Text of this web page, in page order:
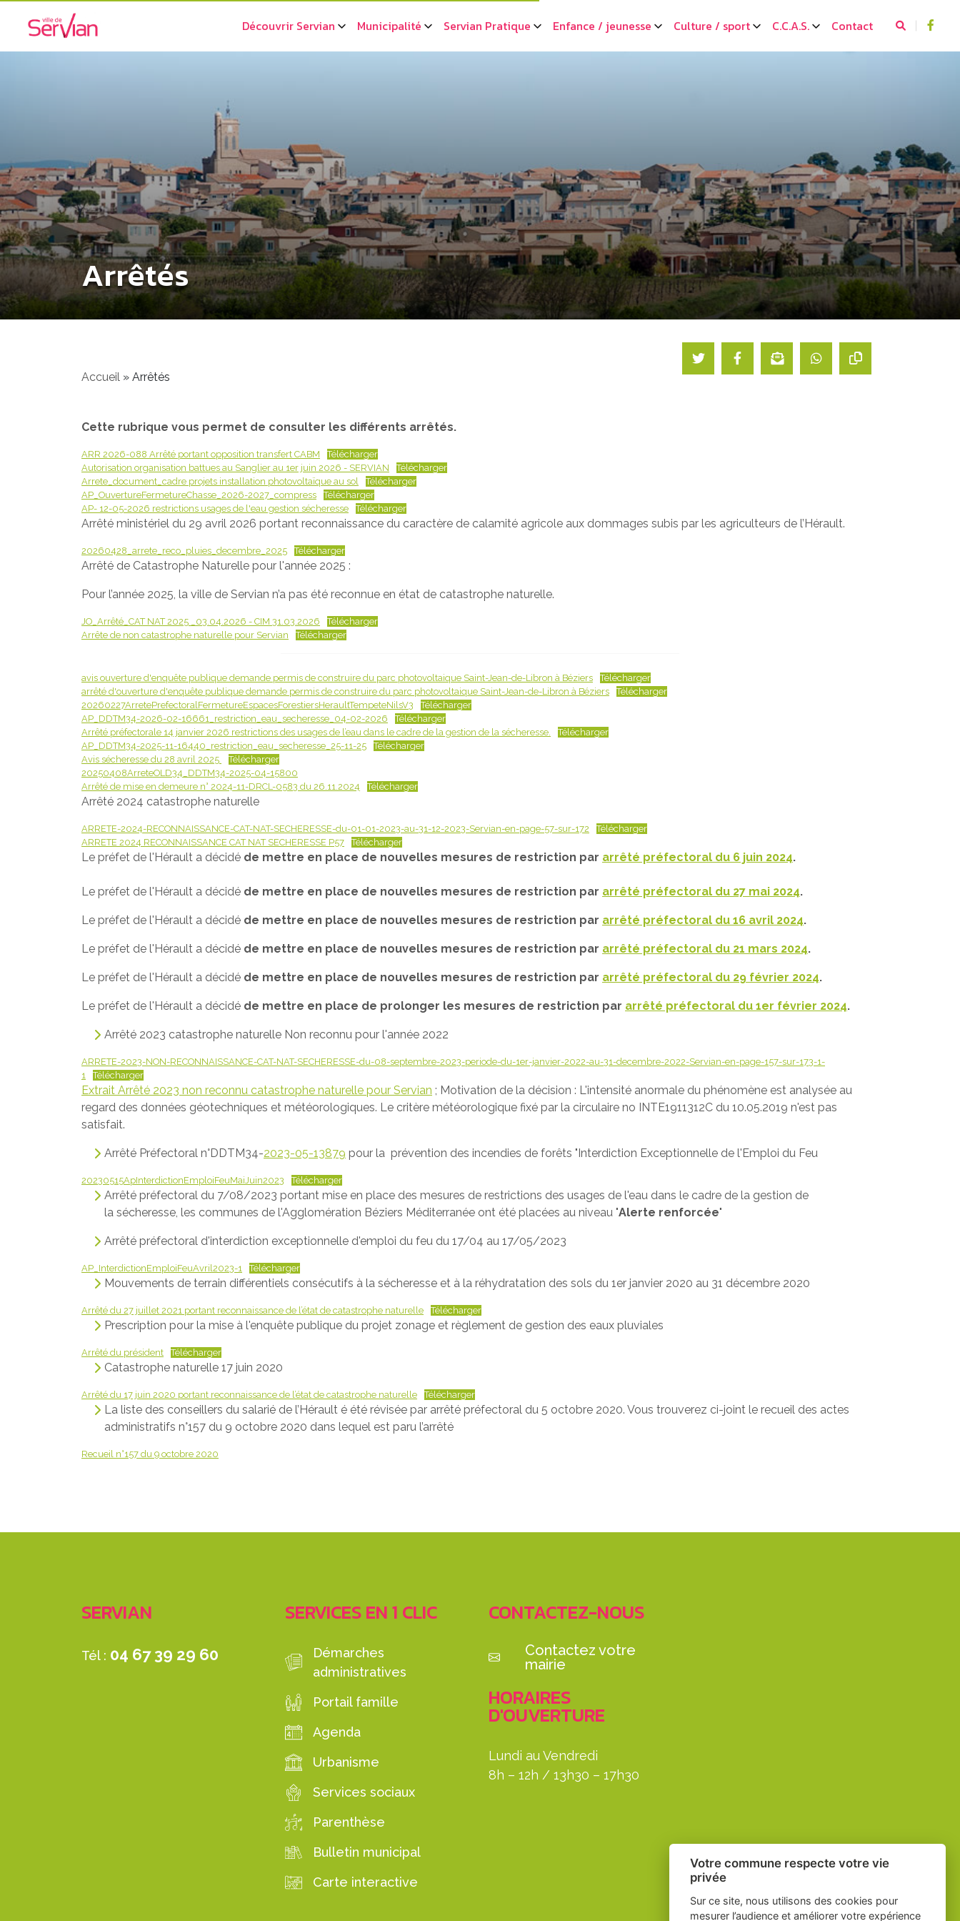
Découvrir Servian Municipalité Servian Pratique Enfance / jeunesse Culture / sport C.C.A.S. Contact
Arrêtés
Accueil » Arrêtés
Cette rubrique vous permet de consulter les différents arrêtés.
ARR 2026-088 Arrêté portant opposition transfert CABM
Télécharger
Autorisation organisation battues au Sanglier au 1er juin 2026 - SERVIAN
Télécharger
Arrete_document_cadre projets installation photovoltaïque au sol
Télécharger
AP_OuvertureFermetureChasse_2026-2027_compress
Télécharger
AP- 12-05-2026 restrictions usages de l'eau gestion sécheresse
Télécharger
Arrêté ministériel du 29 avril 2026 portant reconnaissance du caractère de calamité agricole aux dommages subis par les agriculteurs de l’Hérault.
20260428_arrete_reco_pluies_decembre_2025 Télécharger
Arrêté de Catastrophe Naturelle pour l'année 2025 :
Pour l’année 2025, la ville de Servian n’a pas été reconnue en état de catastrophe naturelle.
JO_Arrêté_CAT NAT 2025 _03.04.2026 - CIM 31.03.2026
Télécharger
Arrête de non catastrophe naturelle pour Servian
Télécharger
avis ouverture d'enquête publique demande permis de construire du parc photovoltaique Saint-Jean-de-Libron à Béziers
Télécharger
arrêté d'ouverture d'enquête publique demande permis de construire du parc photovoltaique Saint-Jean-de-Libron à Béziers
Télécharger
20260227ArretePrefectoralFermetureEspacesForestiersHeraultTempeteNilsV3
Télécharger
AP_DDTM34-2026-02-16661_restriction_eau_secheresse_04-02-2026
Télécharger
Arrêté préfectorale 14 janvier 2026 restrictions des usages de l’eau dans le cadre de la gestion de la sécheresse.
Télécharger
AP_DDTM34-2025-11-16440_restriction_eau_secheresse_25-11-25
Télécharger
Avis sécheresse du 28 avril 2025
Télécharger
20250408ArreteOLD34_DDTM34-2025-04-15800
Arrêté de mise en demeure n° 2024-11-DRCL-0583 du 26.11.2024
Télécharger
Arrêté 2024 catastrophe naturelle
ARRETE-2024-RECONNAISSANCE-CAT-NAT-SECHERESSE-du-01-01-2023-au-31-12-2023-Servian-en-page-57-sur-172
Télécharger
ARRETE 2024 RECONNAISSANCE CAT NAT SECHERESSE P57
Télécharger
Le préfet de l'Hérault a décidé de mettre en place de nouvelles mesures de restriction par arrêté préfectoral du 6 juin 2024.
Le préfet de l'Hérault a décidé de mettre en place de nouvelles mesures de restriction par arrêté préfectoral du 27 mai 2024.
Le préfet de l'Hérault a décidé de mettre en place de nouvelles mesures de restriction par arrêté préfectoral du 16 avril 2024.
Le préfet de l'Hérault a décidé de mettre en place de nouvelles mesures de restriction par arrêté préfectoral du 21 mars 2024.
Le préfet de l'Hérault a décidé de mettre en place de nouvelles mesures de restriction par arrêté préfectoral du 29 février 2024.
Le préfet de l'Hérault a décidé de mettre en place de prolonger les mesures de restriction par arrêté préfectoral du 1er février 2024.
Arrêté 2023 catastrophe naturelle Non reconnu pour l'année 2022
ARRETE-2023-NON-RECONNAISSANCE-CAT-NAT-SECHERESSE-du-08-septembre-2023-periode-du-1er-janvier-2022-au-31-decembre-2022-Servian-en-page-157-sur-173-1-
1
Télécharger
Extrait Arrêté 2023 non reconnu catastrophe naturelle pour Servian ; Motivation de la décision : L'intensité anormale du phénomène est analysée au
regard des données géotechniques et météorologiques. Le critère météorologique fixé par la circulaire no INTE1911312C du 10.05.2019 n'est pas
satisfait.
Arrêté Préfectoral n°DDTM34-2023-05-13879 pour la prévention des incendies de forêts "Interdiction Exceptionnelle de l'Emploi du Feu
20230515ApInterdictionEmploiFeuMaiJuin2023 Télécharger
Arrêté préfectoral du 7/08/2023 portant mise en place des mesures de restrictions des usages de l'eau dans le cadre de la gestion de
la sécheresse, les communes de l'Agglomération Béziers Méditerranée ont été placées au niveau "Alerte renforcée"
Arrêté préfectoral d'interdiction exceptionnelle d'emploi du feu du 17/04 au 17/05/2023
AP_InterdictionEmploiFeuAvril2023-1 Télécharger
Mouvements de terrain différentiels consécutifs à la sécheresse et à la réhydratation des sols du 1er janvier 2020 au 31 décembre 2020
Arrêté du 27 juillet 2021 portant reconnaissance de l’état de catastrophe naturelle Télécharger
Prescription pour la mise à l'enquête publique du projet zonage et règlement de gestion des eaux pluviales
Arrêté du président Télécharger
Catastrophe naturelle 17 juin 2020
Arrêté du 17 juin 2020 portant reconnaissance de l’état de catastrophe naturelle Télécharger
La liste des conseillers du salarié de l’Hérault é été révisée par arrêté préfectoral du 5 octobre 2020. Vous trouverez ci-joint le recueil des actes
administratifs n°157 du 9 octobre 2020 dans lequel est paru l’arrêté
Recueil n°157 du 9 octobre 2020
SERVIAN
Tél : 04 67 39 29 60
SERVICES EN 1 CLIC
Démarches
administratives
Portail famille
Agenda
Urbanisme
Services sociaux
Parenthèse
Bulletin municipal
Carte interactive
CONTACTEZ-NOUS
Contactez votre
mairie
HORAIRES
D'OUVERTURE
Lundi au Vendredi
8h – 12h / 13h30 – 17h30
Votre commune respecte votre vie
privée
Sur ce site, nous utilisons des cookies pour
mesurer l’audience et améliorer votre expérience